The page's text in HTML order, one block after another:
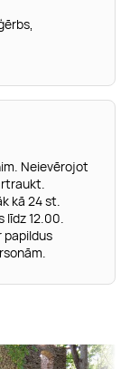
Neievērojot
kā 24 st.
līdz 12.00.
papildus